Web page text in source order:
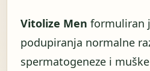
Vitolize Men formuliran
podupiranja normalne
spermatogeneze i